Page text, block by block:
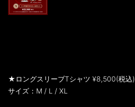
★ロングスリーブTシャツ ¥8,500(税込)
サイズ：M / L / XL